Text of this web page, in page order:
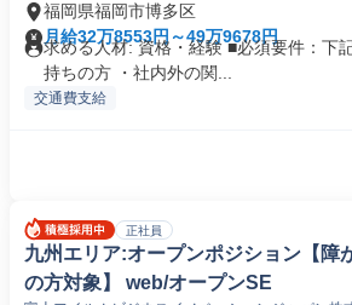
福岡県福岡市博多区
月給32万8553円～49万9678円
求める人材: 資格・経験 ■必須要件：下
持ちの方 ・社内外の関...
交通費支給
正社員
九州エリア:オープンポジション【障
の方対象】 web/オープンSE